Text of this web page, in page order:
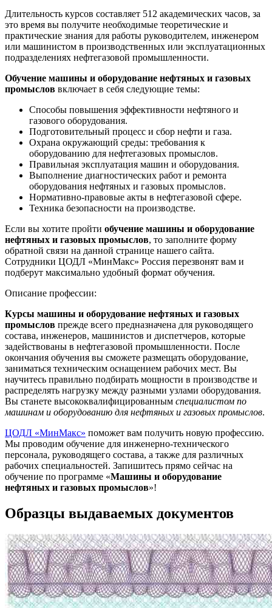
Длительность курсов составляет 512 академических часов, за
это время вы получите необходимые теоретические и
практические знания для работы руководителем, инженером
или машинистом в производственных или эксплуатационных
подразделениях нефтегазовой промышленности.
Обучение машины и оборудование нефтяных и газовых
промыслов включает в себя следующие темы:
Способы повышения эффективности нефтяного и
газового оборудования.
Подготовительный процесс и сбор нефти и газа.
Охрана окружающий среды: требования к
оборудованию для нефтегазовых промыслов.
Правильная эксплуатация машин и оборудования.
Выполнение диагностических работ и ремонта
оборудования нефтяных и газовых промыслов.
Нормативно-правовые акты в нефтегазовой сфере.
Техника безопасности на производстве.
Если вы хотите пройти обучение машины и оборудование
нефтяных и газовых промыслов, то заполните форму
обратной связи на данной странице нашего сайта.
Сотрудники ЦОДЛ «МинМакс» Россия перезвонят вам и
подберут максимально удобный формат обучения.
Описание профессии:
Курсы машины и оборудование нефтяных и газовых
промыслов прежде всего предназначена для руководящего
состава, инженеров, машинистов и диспетчеров, которые
задействованы в нефтегазовой промышленности. После
окончания обучения вы сможете размещать оборудование,
заниматься техническим оснащением рабочих мест. Вы
научитесь правильно подбирать мощности в производстве и
распределять нагрузку между разными узлами оборудования.
Вы станете высококвалифицированным специалистом по
машинам и оборудованию для нефтяных и газовых промыслов.
ЦОДЛ «МинМакс» поможет вам получить новую профессию.
Мы проводим обучение для инженерно-технического
персонала, руководящего состава, а также для различных
рабочих специальностей. Запишитесь прямо сейчас на
обучение по программе «Машины и оборудование
нефтяных и газовых промыслов»!
Образцы выдаваемых документов